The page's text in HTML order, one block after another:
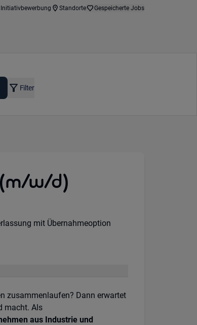
Initiativbewerbung Standorte Gespeicherte Jobs
Filter
w/d)
mit Übernahmeoption
zusammenlaufen? Dann erwartet
macht. Als
aus Industrie und